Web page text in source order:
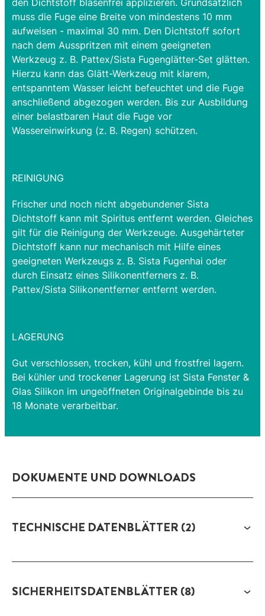
muss die Fuge eine Breite von mindestens 10 mm
aufweisen - maximal 30 mm. Den Dichtstoff sofort
nach dem Ausspritzen mit einem geeigneten
Werkzeug z. B. Pattex/Sista Fugenglätter-Set glätten.
Hierzu kann das Glätt-Werkzeug mit klarem,
entspanntem Wasser leicht befeuchtet und die Fuge
anschließend abgezogen werden. Bis zur Ausbildung
einer belastbaren Haut die Fuge vor
Wassereinwirkung (z. B. Regen) schützen.
REINIGUNG
Frischer und noch nicht abgebundener Sista
Dichtstoff kann mit Spiritus entfernt werden. Gleiches
gilt für die Reinigung der Werkzeuge. Ausgehärteter
Dichtstoff kann nur mechanisch mit Hilfe eines
geeigneten Werkzeugs z. B. Sista Fugenhai oder
durch Einsatz eines Silikonentferners z. B.
Pattex/Sista Silikonentferner entfernt werden.
LAGERUNG
Gut verschlossen, trocken, kühl und frostfrei lagern.
Bei kühler und trockener Lagerung ist Sista Fenster &
Glas Silikon im ungeöffneten Originalgebinde bis zu
18 Monate verarbeitbar.
DOKUMENTE UND DOWNLOADS
TECHNISCHE DATENBLÄTTER (2)
SICHERHEITSDATENBLÄTTER (8)